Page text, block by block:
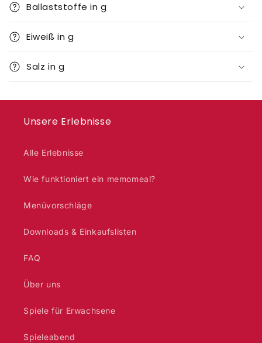
Ballaststoffe in g
Eiweiß in g
Salz in g
Unsere Erlebnisse
Alle Erlebnisse
Wie funktioniert ein memomeal?
Menüvorschläge
Downloads & Einkaufslisten
FAQ
Über uns
Spiele für Erwachsene
Spieleabend